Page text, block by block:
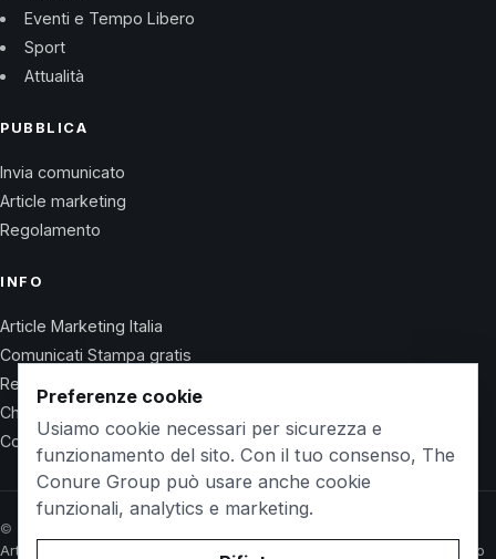
Eventi e Tempo Libero
Sport
Attualità
PUBBLICA
Invia comunicato
Article marketing
Regolamento
INFO
Article Marketing Italia
Comunicati Stampa gratis
Regolamento
Chi Siamo
Contatti
© 2026 Wet Life News · The Conure Group
Article Marketing Italia
Chi Siamo
Preferenze cookie
Usiamo cookie necessari per sicurezza e
funzionamento del sito. Con il tuo consenso, The
Conure Group può usare anche cookie
funzionali, analytics e marketing.